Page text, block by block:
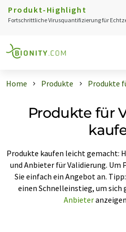
Produkt-Highlight
Fortschrittliche Virusquantifizierung für
Home Produkte Produkte
Produkte für
Produkte kaufen leicht gemacht:
und Anbieter für Validierung. Um
Sie einfach ein Angebot an.
einen Schnelleinstieg, um sich
Anbieter